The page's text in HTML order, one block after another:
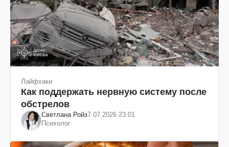
Лайфхаки
Как поддержать нервную систему после
обстрелов
Светлана Ройз7.07.2026 23:01
Психолог